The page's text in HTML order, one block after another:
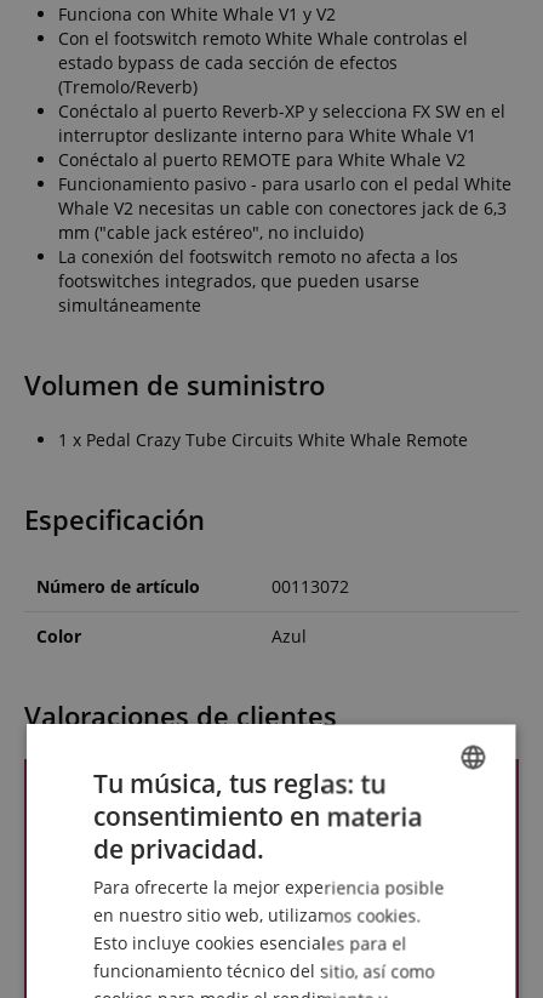
Funciona con White Whale V1 y V2
Con el footswitch remoto White Whale controlas el
estado bypass de cada sección de efectos
(Tremolo/Reverb)
Conéctalo al puerto Reverb-XP y selecciona FX SW en el
interruptor deslizante interno para White Whale V1
Conéctalo al puerto REMOTE para White Whale V2
Funcionamiento pasivo - para usarlo con el pedal White
Whale V2 necesitas un cable con conectores jack de 6,3
mm ("cable jack estéreo", no incluido)
La conexión del footswitch remoto no afecta a los
footswitches integrados, que pueden usarse
simultáneamente
Volumen de suministro
1 x Pedal Crazy Tube Circuits White Whale Remote
Especificación
Número de artículo 00113072
Color Azul
Valoraciones de clientes
ENGLISH
ITALIAN
Tu música, tus reglas: tu
consentimiento en materia
de privacidad.
Para ofrecerte la mejor experiencia posible
en nuestro sitio web, utilizamos cookies.
Esto incluye cookies esenciales para el
funcionamiento técnico del sitio, así como